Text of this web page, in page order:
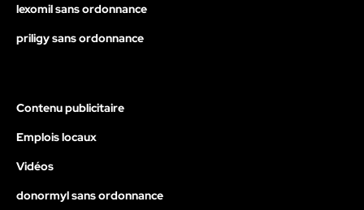
lexomil sans ordonnance
priligy sans ordonnance
Contenu publicitaire
Emplois locaux
Vidéos
donormyl sans ordonnance